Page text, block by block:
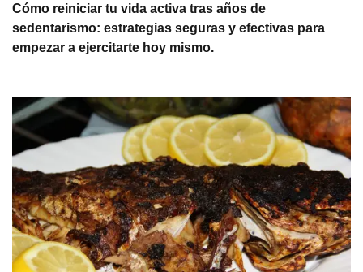
Cómo reiniciar tu vida activa tras años de
sedentarismo: estrategias seguras y efectivas para
empezar a ejercitarte hoy mismo.